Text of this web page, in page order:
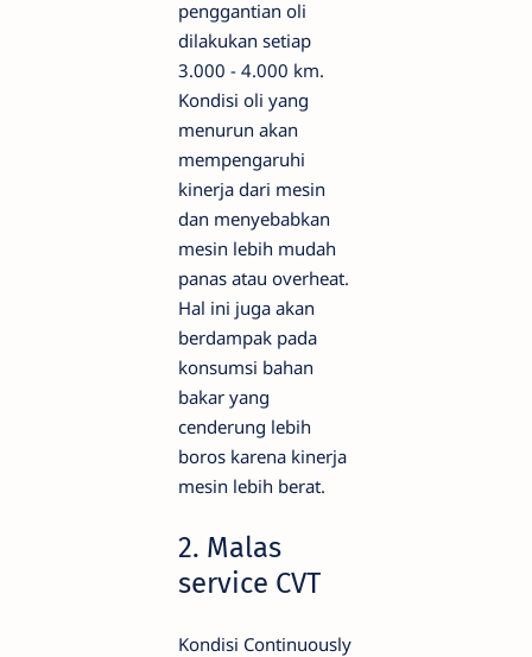
penggantian oli
dilakukan setiap
3.000 - 4.000 km.
Kondisi oli yang
menurun akan
mempengaruhi
kinerja dari mesin
dan menyebabkan
mesin lebih mudah
panas atau overheat.
Hal ini juga akan
berdampak pada
konsumsi bahan
bakar yang
cenderung lebih
boros karena kinerja
mesin lebih berat.
2. Malas
service CVT
Kondisi Continuously